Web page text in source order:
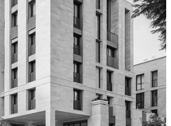
promoteurs ou
dans le cadre de
conformités. Notre
technique et de
constitue un atout majeur
intérêts.
pluridisciplinaire à